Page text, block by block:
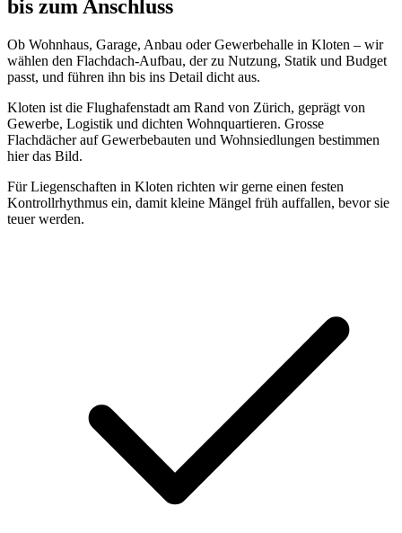
bis zum Anschluss
Ob Wohnhaus, Garage, Anbau oder Gewerbehalle in Kloten – wir
wählen den Flachdach-Aufbau, der zu Nutzung, Statik und Budget
passt, und führen ihn bis ins Detail dicht aus.
Kloten ist die Flughafenstadt am Rand von Zürich, geprägt von
Gewerbe, Logistik und dichten Wohnquartieren. Grosse
Flachdächer auf Gewerbebauten und Wohnsiedlungen bestimmen
hier das Bild.
Für Liegenschaften in Kloten richten wir gerne einen festen
Kontrollrhythmus ein, damit kleine Mängel früh auffallen, bevor sie
teuer werden.